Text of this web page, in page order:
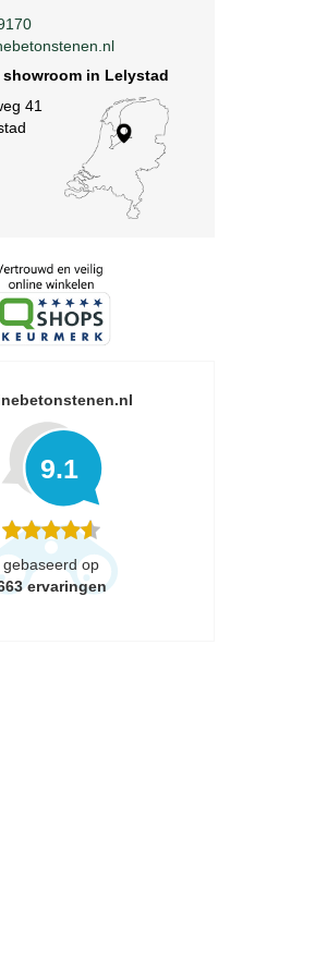
showroom in Lelystad
41
9.1
gebaseerd op
ervaringen